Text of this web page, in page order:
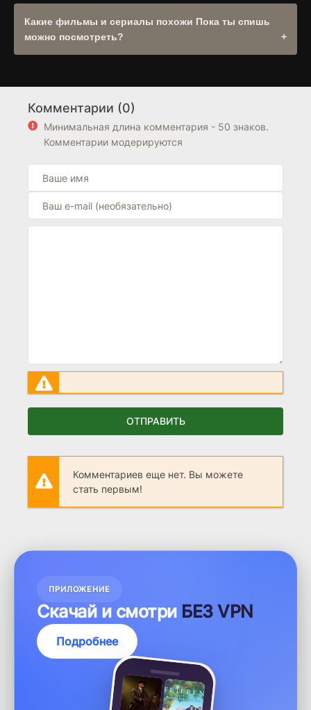
Оригинальное название: "Dangshini jamdeun saie". При
наличии оригинальной дорожки она будет доступна в
выборе озвучек плеера. .
Какие фильмы и сериалы похожи Пока ты спишь
можно посмотреть?
фильмы" находится выше блока FAQ на странице.
Комментарии (0)
Минимальная длина комментария - 50 знаков.
Комментарии модерируются
ОТПРАВИТЬ
Комментариев еще нет. Вы можете
стать первым!
ПРИЛОЖЕНИЕ
Скачай и смотри БЕЗ VPN
Подробнее